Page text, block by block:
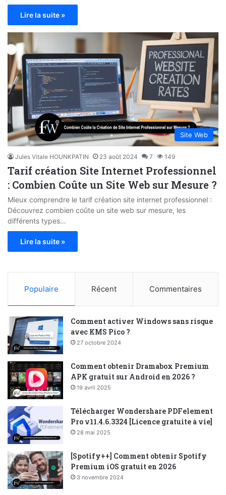
Lire la suite »
Site Web
Jules Vitale HOUNKPATIN 23 août 2024 7 149
Tarif création Site Internet Professionnel
: Combien Coûte un Site Web sur Mesure ?
Mieux comprendre le tarif création site internet professionnel :
Découvrez combien coûte un site web sur mesure, les
différents types…
Lire la suite »
Populaire Récent Commentaires
Comment activer Windows sans risque
avec KMS Pico ?
27 octobre 2024
Comment obtenir Dramabox Premium
APK gratuit sur Android en 2026 ?
19 avril 2025
Télécharger Wondershare PDFelement
Pro v11.4.6.3324 [Licence gratuite à vie]
28 mai 2025
[Spotify++] Comment obtenir Spotify
Premium iOS gratuit en 2026
3 novembre 2024